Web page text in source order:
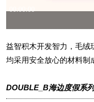
益智积木开发智力，毛
均采用安全放心的材料制
DOUBLE_B海边度假系列